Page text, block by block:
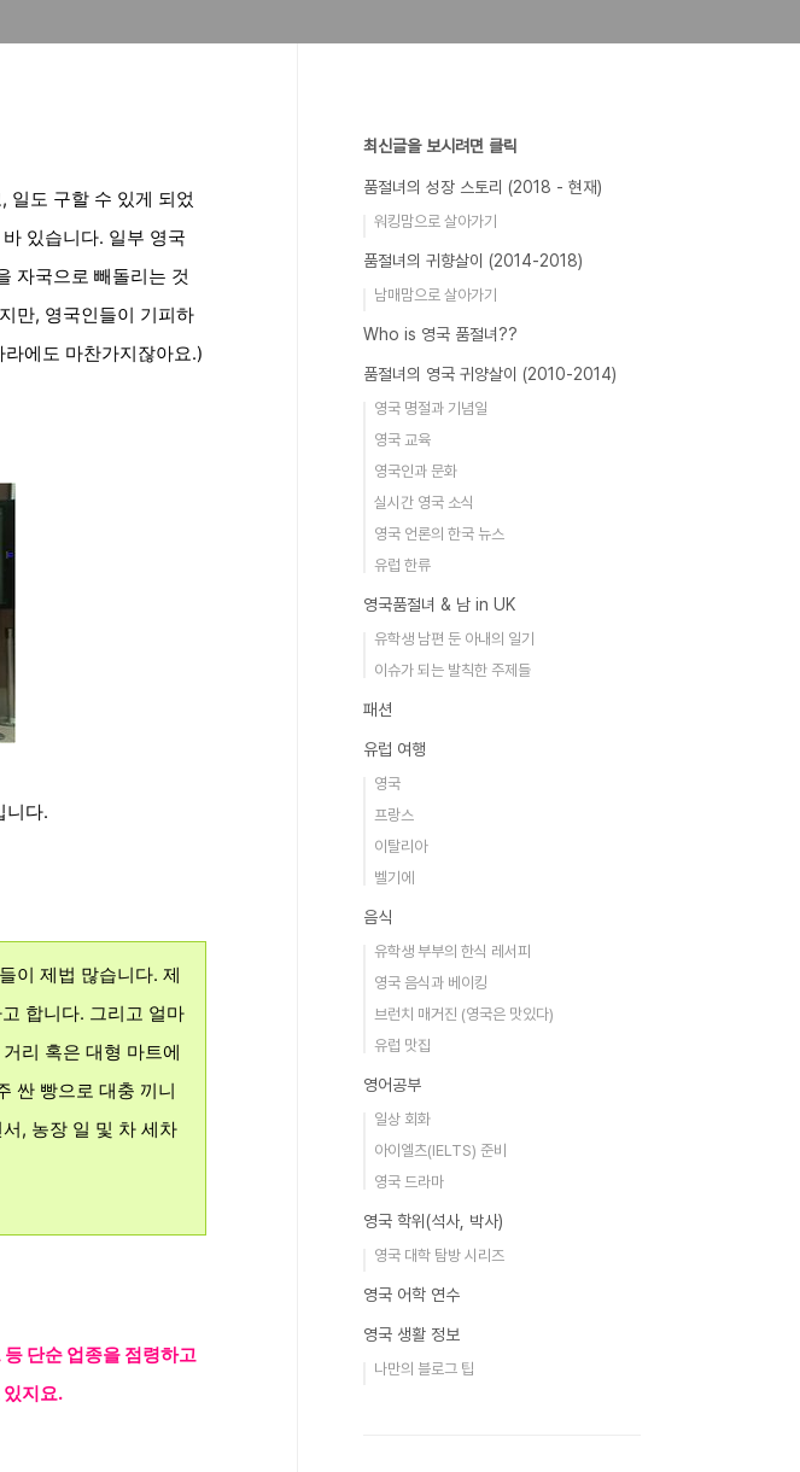
일도 구할 수 있게 되었
있습니다. 일부 영국
자국으로 빼돌리는 것
만, 영국인들이 기피하
에도 마찬가지잖아요.)
니다.
이 제법 많습니다. 제
합니다. 그리고 얼마
리 혹은 대형 마트에
싼 빵으로 대충 끼니
, 농장 일 및 차 세차
등 단순 업종을 점령하고
있지요.
최신글을 보시려면 클릭
품절녀의 성장 스토리 (2018 - 현재)
워킹맘으로 살아가기
품절녀의 귀향살이 (2014-2018)
남매맘으로 살아가기
Who is 영국 품절녀??
품절녀의 영국 귀양살이 (2010-2014)
영국 명절과 기념일
영국 교육
영국인과 문화
실시간 영국 소식
영국 언론의 한국 뉴스
유럽 한류
영국품절녀 & 남 in UK
유학생 남편 둔 아내의 일기
이슈가 되는 발칙한 주제들
패션
유럽 여행
영국
프랑스
이탈리아
벨기에
음식
유학생 부부의 한식 레서피
영국 음식과 베이킹
브런치 매거진 (영국은 맛있다)
유럽 맛집
영어공부
일상 회화
아이엘츠(IELTS) 준비
영국 드라마
영국 학위(석사, 박사)
영국 대학 탐방 시리즈
영국 어학 연수
영국 생활 정보
나만의 블로그 팁